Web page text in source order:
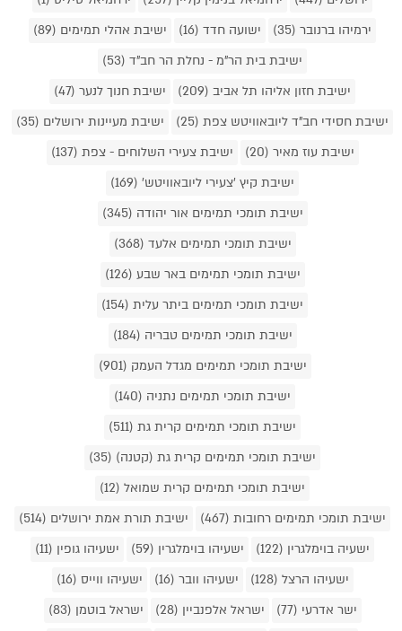
ירמיהו ברנובר (35)
ישועה חדד (16)
ישיבת אהלי תמימים (89)
ישיבת בית הר"מ - נחלת הר חב"ד (53)
ישיבת חזון אליהו תל אביב (209)
ישיבת חנוך לנער (47)
ישיבת חסידי חב"ד ליובאוויטש צפת (25)
ישיבת מעיינות ירושלים (35)
ישיבת עוז מאיר (20)
ישיבת צעירי השלוחים - צפת (137)
ישיבת קיץ 'צעירי ליובאוויטש' (169)
ישיבת תומכי תמימים אור יהודה (345)
ישיבת תומכי תמימים אלעד (368)
ישיבת תומכי תמימים באר שבע (126)
ישיבת תומכי תמימים ביתר עלית (154)
ישיבת תומכי תמימים טבריה (184)
ישיבת תומכי תמימים מגדל העמק (901)
ישיבת תומכי תמימים נתניה (140)
ישיבת תומכי תמימים קרית גת (511)
ישיבת תומכי תמימים קרית גת (קטנה) (35)
ישיבת תומכי תמימים קרית שמואל (12)
ישיבת תומכי תמימים רחובות (467)
ישיבת תורת אמת ירושלים (514)
ישעיה בוימלגרין (122)
ישעיהו בוימלגרין (59)
ישעיהו גופין (11)
ישעיהו הרצל (128)
ישעיהו וובר (16)
ישעיהו ווייס (16)
ישר אדרעי (77)
ישראל אלפנביין (28)
ישראל בוטמן (83)